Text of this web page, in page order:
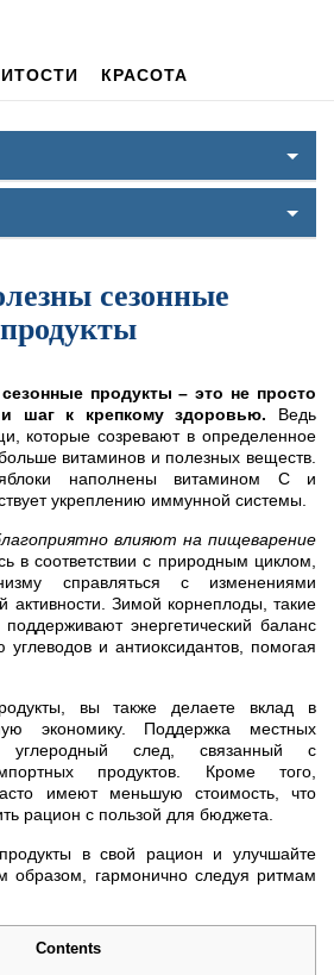
КРАСОТА
сезонные
продукты
продукты – это не просто
шаг к крепкому здоровью. Ведь
которые созревают в определенное
витаминов и полезных веществ.
наполнены витамином C и
укреплению иммунной системы.
влияют на пищеварение
в соответствии с природным циклом,
справляться с изменениями
активности. Зимой корнеплоды, такие
энергетический баланс
и антиоксидантов, помогая
вы также делаете вклад в
экономику. Поддержка местных
углеродный след, связанный с
продуктов. Кроме того,
имеют меньшую стоимость, что
рацион с пользой для бюджета.
в свой рацион и улучшайте
образом, гармонично следуя ритмам
Contents